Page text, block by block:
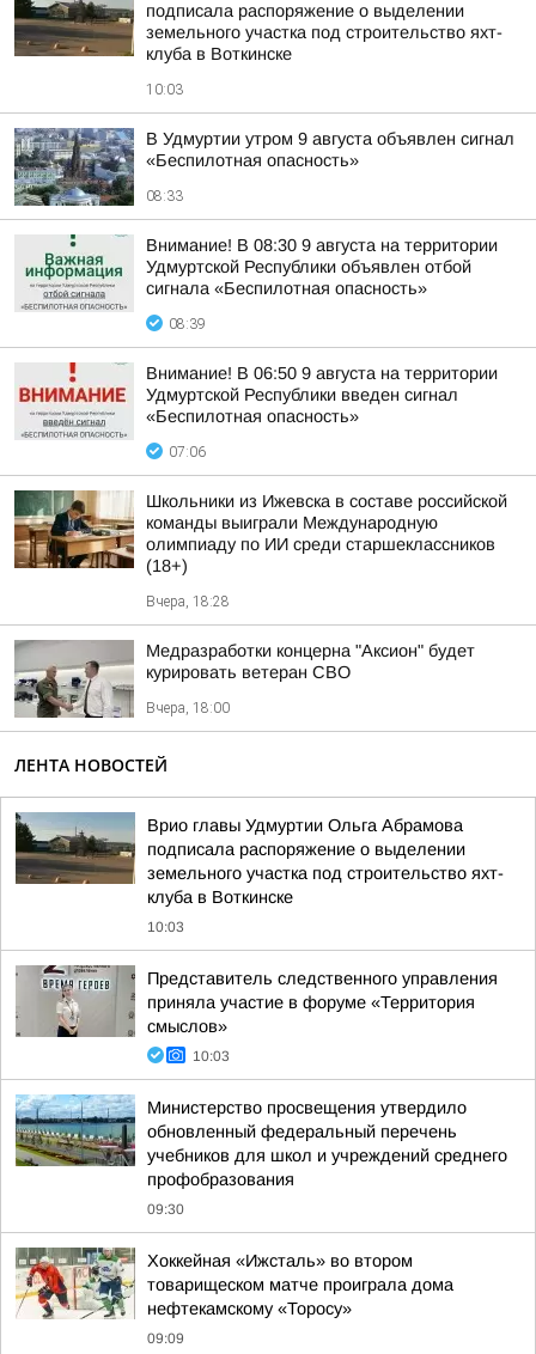
подписала распоряжение о выделении
земельного участка под строительство яхт-
клуба в Воткинске
10:03
В Удмуртии утром 9 августа объявлен сигнал
«Беспилотная опасность»
08:33
Внимание! В 08:30 9 августа на территории
Удмуртской Республики объявлен отбой
сигнала «Беспилотная опасность»
08:39
Внимание! В 06:50 9 августа на территории
Удмуртской Республики введен сигнал
«Беспилотная опасность»
07:06
Школьники из Ижевска в составе российской
команды выиграли Международную
олимпиаду по ИИ среди старшеклассников
(18+)
Вчера, 18:28
Медразработки концерна "Аксион" будет
курировать ветеран СВО
Вчера, 18:00
ЛЕНТА НОВОСТЕЙ
Врио главы Удмуртии Ольга Абрамова
подписала распоряжение о выделении
земельного участка под строительство яхт-
клуба в Воткинске
10:03
Представитель следственного управления
приняла участие в форуме «Территория
смыслов»
10:03
Министерство просвещения утвердило
обновленный федеральный перечень
учебников для школ и учреждений среднего
профобразования
09:30
Хоккейная «Ижсталь» во втором
товарищеском матче проиграла дома
нефтекамскому «Торосу»
09:09